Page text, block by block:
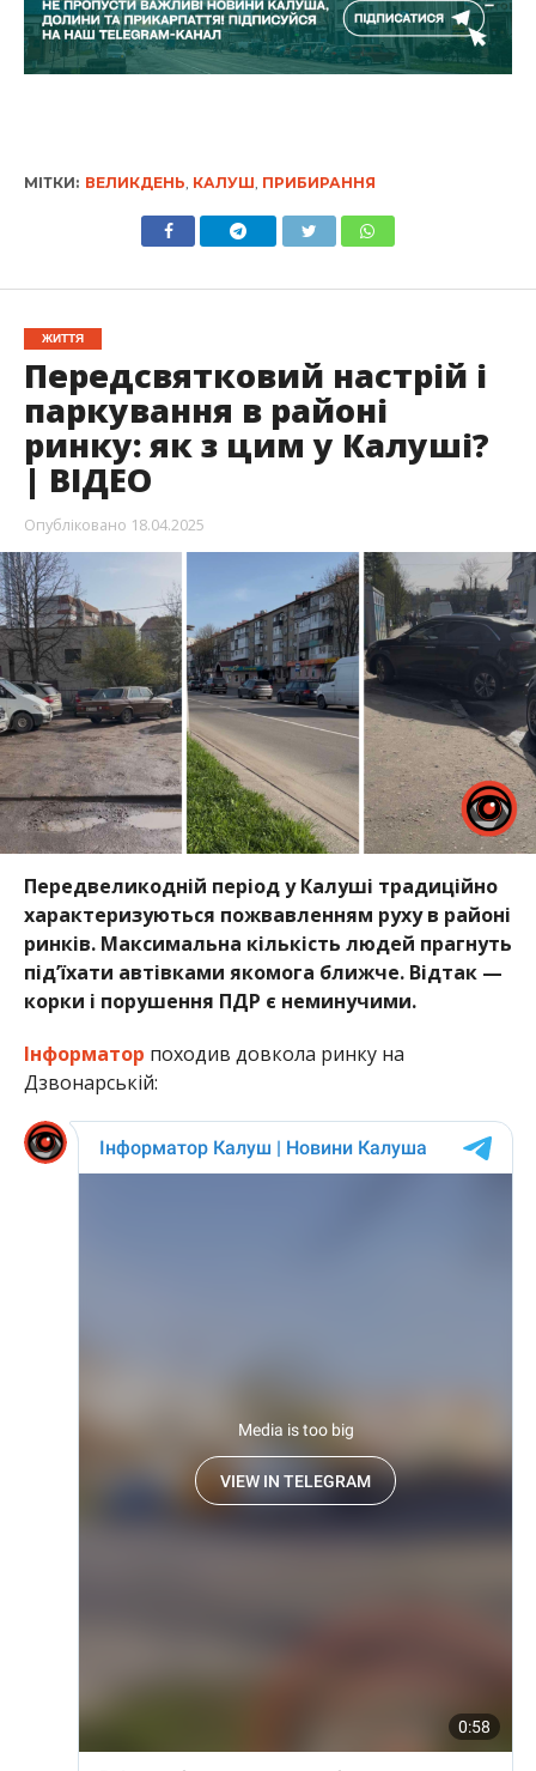
МІТКИ: ВЕЛИКДЕНЬ КАЛУШ ПРИБИРАННЯ
ЖИТТЯ
Передсвятковий настрій і
паркування в районі
ринку: як з цим у Калуші?
| ВІДЕО
Опубліковано 18.04.2025
Передвеликодній період у Калуші традиційно
характеризуються пожвавленням руху в районі
ринків. Максимальна кількість людей прагнуть
під’їхати автівками якомога ближче. Відтак —
корки і порушення ПДР є неминучими.
Інформатор походив довкола ринку на
Дзвонарській: